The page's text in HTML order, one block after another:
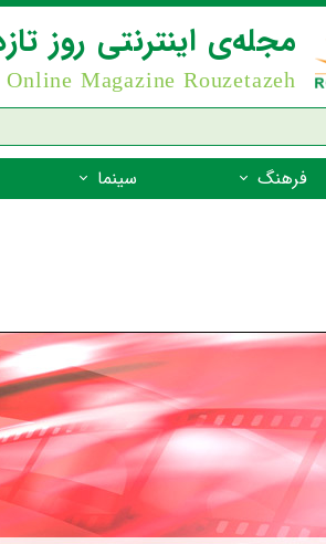
مجله‌ی اینترنتی روز
Online Magazine Rouzetazeh
فرهنگ
ضرب المثل
شعر فارسی
زندگینامه‌ی بزرگان
سینما